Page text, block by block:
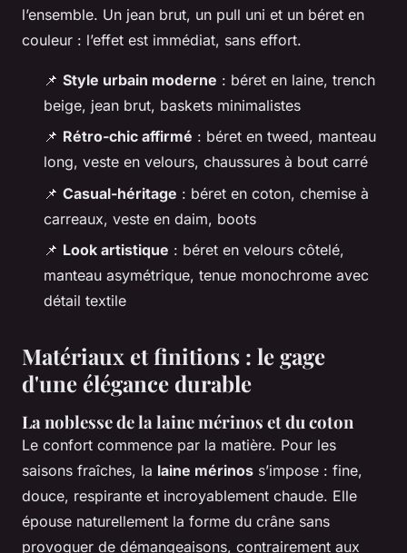
l’ensemble. Un jean brut, un pull uni et un béret en
couleur : l’effet est immédiat, sans effort.
📌 Style urbain moderne : béret en laine, trench
beige, jean brut, baskets minimalistes
📌 Rétro-chic affirmé : béret en tweed, manteau
long, veste en velours, chaussures à bout carré
📌 Casual-héritage : béret en coton, chemise à
carreaux, veste en daim, boots
📌 Look artistique : béret en velours côtelé,
manteau asymétrique, tenue monochrome avec
détail textile
Matériaux et finitions : le gage
d'une élégance durable
La noblesse de la laine mérinos et du coton
Le confort commence par la matière. Pour les
saisons fraîches, la laine mérinos s’impose : fine,
douce, respirante et incroyablement chaude. Elle
épouse naturellement la forme du crâne sans
provoquer de démangeaisons, contrairement aux